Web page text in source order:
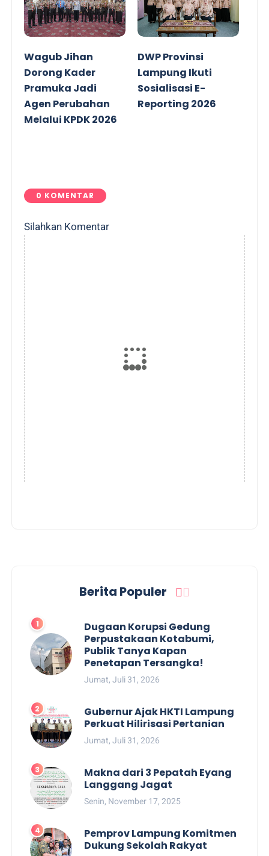
Wagub Jihan
Dorong Kader
Pramuka Jadi
Agen Perubahan
Melalui KPDK 2026
DWP Provinsi
Lampung Ikuti
Sosialisasi E-
Reporting 2026
0 KOMENTAR
Silahkan Komentar
Berita Populer
Dugaan Korupsi Gedung
Perpustakaan Kotabumi,
Publik Tanya Kapan
Penetapan Tersangka!
Jumat, Juli 31, 2026
Gubernur Ajak HKTI Lampung
Perkuat Hilirisasi Pertanian
Jumat, Juli 31, 2026
Makna dari 3 Pepatah Eyang
Langgang Jagat
Senin, November 17, 2025
Pemprov Lampung Komitmen
Dukung Sekolah Rakyat